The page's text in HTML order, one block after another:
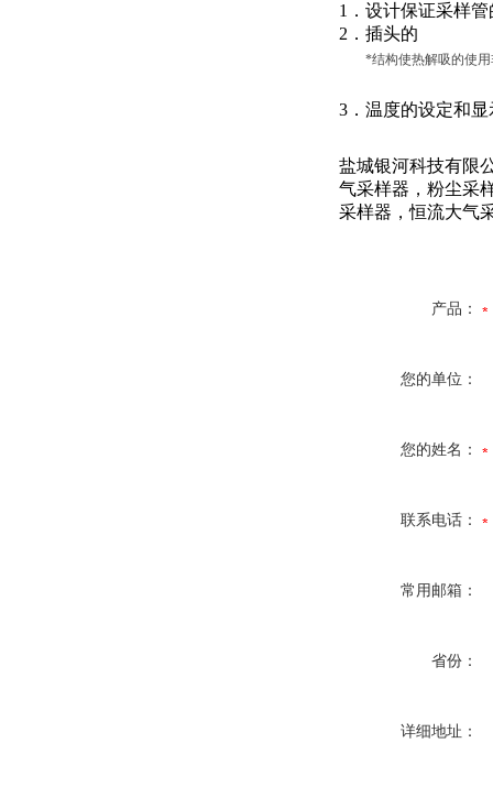
1 ．设计保证采样
2 ．插头的
*结构使热解吸的使
3 ．温度的设定和
盐城银河科技有限
气采样器 ， 粉尘采
采样器 ，恒流大气
产品：
您的单位：
您的姓名：
联系电话：
常用邮箱：
省份：
详细地址：